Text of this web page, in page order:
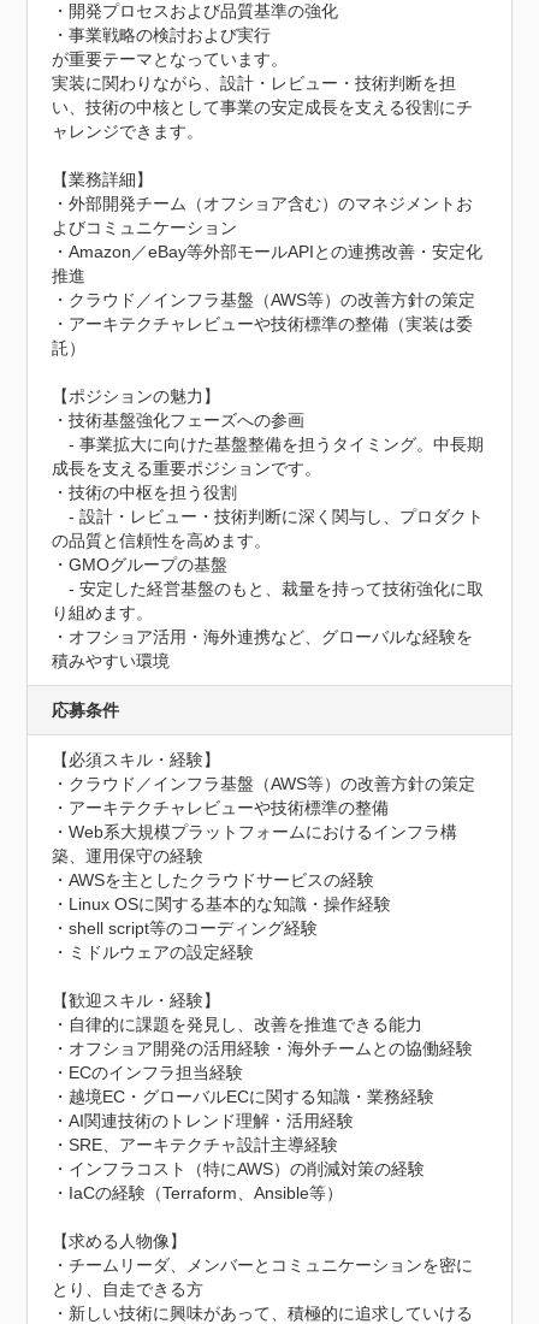
・開発プロセスおよび品質基準の強化
・事業戦略の検討および実行
が重要テーマとなっています。
実装に関わりながら、設計・レビュー・技術判断を担
い、技術の中核として事業の安定成長を支える役割にチ
ャレンジできます。
【業務詳細】
・外部開発チーム（オフショア含む）のマネジメントお
よびコミュニケーション
・Amazon／eBay等外部モールAPIとの連携改善・安定化
推進
・クラウド／インフラ基盤（AWS等）の改善方針の策定
・アーキテクチャレビューや技術標準の整備（実装は委
託）
【ポジションの魅力】
・技術基盤強化フェーズへの参画
- 事業拡大に向けた基盤整備を担うタイミング。中長期
成長を支える重要ポジションです。
・技術の中枢を担う役割
- 設計・レビュー・技術判断に深く関与し、プロダクト
の品質と信頼性を高めます。
・GMOグループの基盤
- 安定した経営基盤のもと、裁量を持って技術強化に取
り組めます。
・オフショア活用・海外連携など、グローバルな経験を
積みやすい環境
応募条件
【必須スキル・経験】
・クラウド／インフラ基盤（AWS等）の改善方針の策定
・アーキテクチャレビューや技術標準の整備
・Web系大規模プラットフォームにおけるインフラ構
築、運用保守の経験
・AWSを主としたクラウドサービスの経験
・Linux OSに関する基本的な知識・操作経験
・shell script等のコーディング経験
・ミドルウェアの設定経験
【歓迎スキル・経験】
・自律的に課題を発見し、改善を推進できる能力
・オフショア開発の活用経験・海外チームとの協働経験
・ECのインフラ担当経験
・越境EC・グローバルECに関する知識・業務経験
・AI関連技術のトレンド理解・活用経験
・SRE、アーキテクチャ設計主導経験
・インフラコスト（特にAWS）の削減対策の経験
・IaCの経験（Terraform、Ansible等）
【求める人物像】
・チームリーダ、メンバーとコミュニケーションを密に
とり、自走できる方
・新しい技術に興味があって、積極的に追求していける